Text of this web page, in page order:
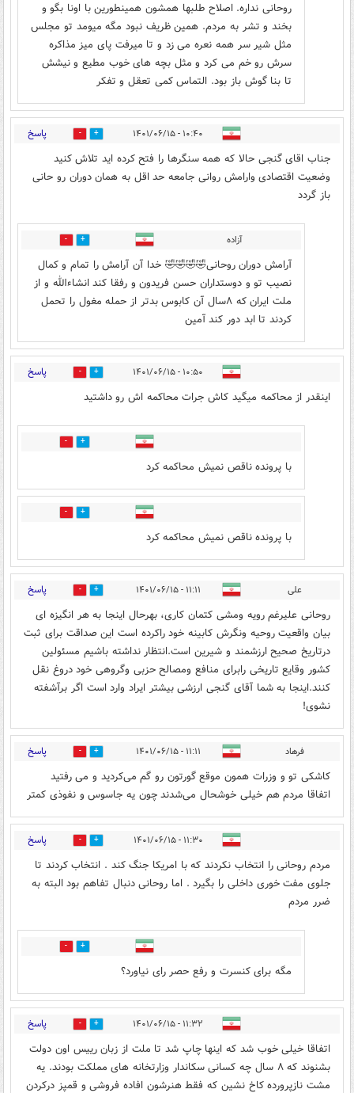
روحانی نداره. اصلاح طلبها همشون همینطورین با اونا بگو و
بخند و تشر به مردم. همین ظریف نبود مگه میومد تو مجلس
مثل شیر سر همه نعره می زد و تا میرفت پای میز مذاکره
سرش رو خم می کرد و مثل بچه های خوب مطیع و نیشش
تا بنا گوش باز بود. التماس کمی تعقل و تفکر
۱۰:۴۰ - ۱۴۰۱/۰۶/۱۵ 6 پاسخ
جناب اقای گنجی حالا که همه سنگرها را فتح کرده اید تلاش کنید
وضعیت اقتصادی وارامش روانی جامعه حد اقل به همان دوران رو حانی
باز گردد
آزاده 4
آرامش دوران روحانی🤣🤣🤣🤣 خدا آن آرامش را تمام و کمال
نصیب تو و دوستداران حسن فریدون و رفقا کند انشاءالله و از
ملت ایران که ۸سال آن کابوس بدتر از حمله مغول را تحمل
کردند تا ابد دور کند آمین
۱۰:۵۰ - ۱۴۰۱/۰۶/۱۵ 8 پاسخ
اینقدر از محاکمه میگید کاش جرات محاکمه اش رو داشتید
0
با پرونده ناقص نمیش محاکمه کرد
0
با پرونده ناقص نمیش محاکمه کرد
علی ۱۱:۱۱ - ۱۴۰۱/۰۶/۱۵ 2 پاسخ
روحانی علیرغم رویه ومشی کتمان کاری، بهرحال اینجا به هر انگیزه ای
بیان واقعیت روحیه ونگرش کابینه خود راکرده است این صداقت برای ثبت
درتاریخ صحیح ارزشمند و شیرین است.انتظار نداشته باشیم مسئولین
کشور وقایع تاریخی رابرای منافع ومصالح حزبی وگروهی خود دروغ نقل
کنند.اینجا به شما آقای گنجی ارزشی بیشتر ایراد وارد است اگر برآشفته
نشوی!
فرهاد ۱۱:۱۱ - ۱۴۰۱/۰۶/۱۵ 7 پاسخ
کاشکی تو و وزرات همون موقع گورتون رو گم می‌کردید و می رفتید
اتفاقا مردم هم خیلی خوشحال می‌شدند چون یه جاسوس و نفوذی کمتر
۱۱:۳۰ - ۱۴۰۱/۰۶/۱۵ 1 پاسخ
مردم روحانی را انتخاب نکردند که با امریکا جنگ کند . انتخاب کردند تا
جلوی مفت خوری داخلی را بگیرد . اما روحانی دنبال تفاهم بود البته به
ضرر مردم
3
مگه برای کنسرت و رفع حصر رای نیاورد؟
۱۱:۳۲ - ۱۴۰۱/۰۶/۱۵ 9 پاسخ
اتفاقا خیلی خوب شد که اینها چاپ شد تا ملت از زبان رییس اون دولت
بشنوند که ۸ سال چه کسانی سکاندار وزارتخانه های مملکت بودند. یه
مشت نازپرورده کاخ نشین که فقط هنرشون افاده فروشی و قمپز درکردن